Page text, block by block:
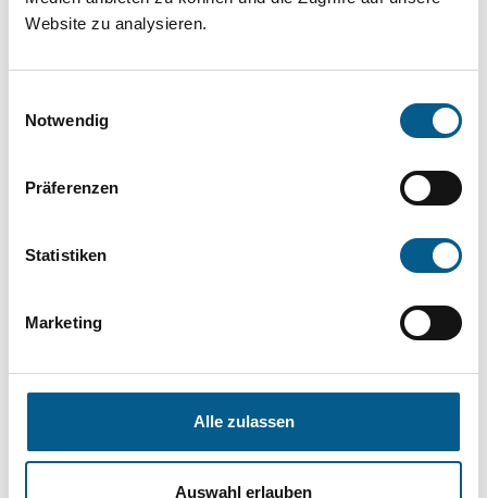
Website zu analysieren.
Notwendig
Präferenzen
Statistiken
Marketing
Alle zulassen
Auswahl erlauben
die Groß- und Kleinschreibung beachten.
können durch die Wahl von Bereichen oder
Kategorien verfeinert werden.
Suchen
Kategorie: Wohlfahrtswesen
Kategorie: Heimatpflege
Kategorie: Kunst & Kultur
Kategorie: Gesundheitswesen